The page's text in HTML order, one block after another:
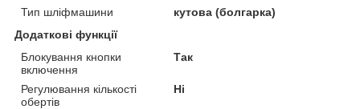
Тип шліфмашини
кутова (болгарка)
Додаткові функції
Блокування кнопки
включення
Так
Регулювання кількості
обертів
Ні